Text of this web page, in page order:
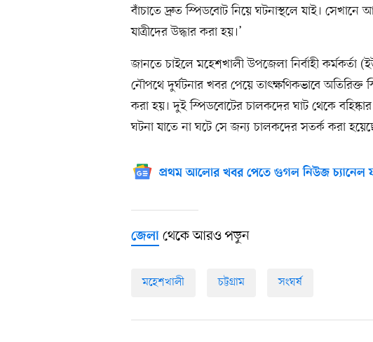
বাঁচাতে দ্রুত স্পিডবোট নিয়ে ঘটনাস্থলে যাই।
যাত্রীদের উদ্ধার করা হয়।’
জানতে চাইলে মহেশখালী উপজেলা নির্বাহী
নৌপথে দুর্ঘটনার খবর পেয়ে তাৎক্ষণিকভাবে অতিরিক্ত
করা হয়। দুই স্পিডবোটের চালকদের ঘাট থেকে
ঘটনা যাতে না ঘটে সে জন্য চালকদের সতর্ক করা
প্রথম আলোর খবর পেতে গুগল নিউজ
জেলা থেকে আরও পড়ুন
মহেশখালী চট্টগ্রাম সংঘর্ষ